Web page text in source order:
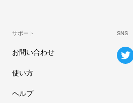
サポート
お問い合わせ
使い方
ヘルプ
SNS